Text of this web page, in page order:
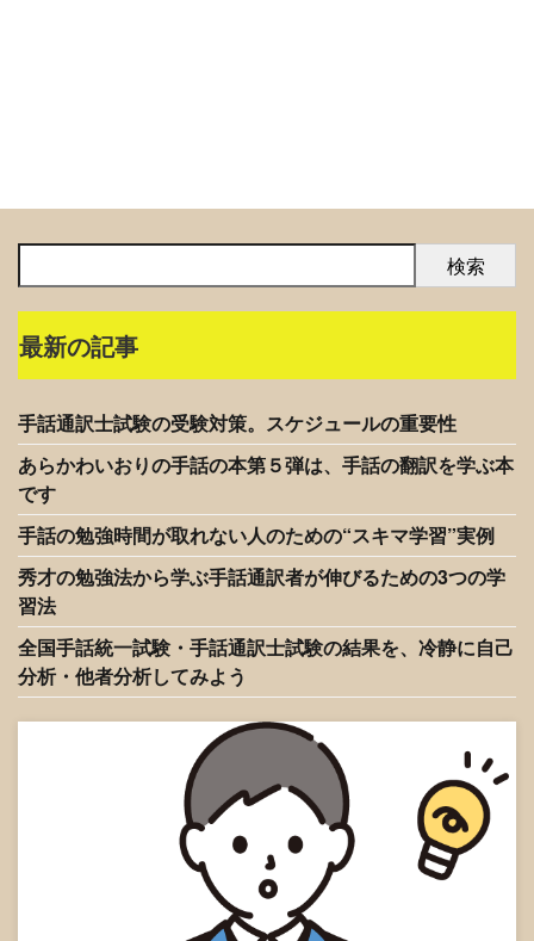
検索
最新の記事
手話通訳士試験の受験対策。スケジュールの重要性
あらかわいおりの手話の本第５弾は、手話の翻訳を学ぶ本
です
手話の勉強時間が取れない人のための“スキマ学習”実例
秀才の勉強法から学ぶ手話通訳者が伸びるための3つの学
習法
全国手話統一試験・手話通訳士試験の結果を、冷静に自己
分析・他者分析してみよう